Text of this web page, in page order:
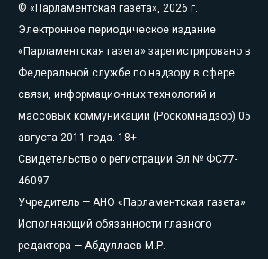
© «Парламентская газета», 2026 г.
Электронное периодическое издание
«Парламентская газета» зарегистрировано в
Федеральной службе по надзору в сфере
связи, информационных технологий и
массовых коммуникаций (Роскомнадзор) 05
августа 2011 года. 18+
Свидетельство о регистрации Эл № ФС77-
46097
Учредитель — АНО «Парламентская газета»
Исполняющий обязанности главного
редактора — Абдуллаев М.Р.